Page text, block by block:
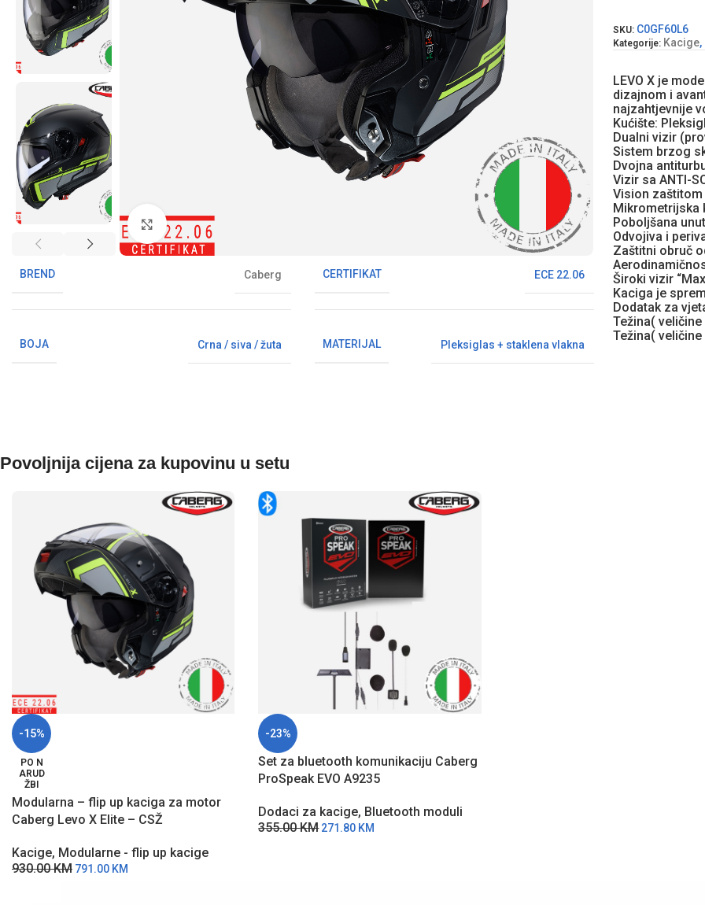
Klikni da uvećaš sliku
BREND Caberg CERTIFIKAT ECE 22.06
BOJA Crna / siva / žuta MATERIJAL Pleksiglas + staklena vlakna
SKU: C0GF60L6
Kategorije: Kacige,
LEVO X je
dizajnom i
najzahtjevnije
Kućište:
Dualni vizir
Sistem brzog
Dvojna
Vizir sa ANTI-
Vision
Mikrometrijska
Poboljšana
Odvojiva i
Zaštitni obruč
Široki vizir
Kaciga je
Dodatak za
Težina(
Težina(
Povoljnija cijena za kupovinu u setu
-15%
PO N
ARUD
ŽBI
Modularna – flip up kaciga za motor
Caberg Levo X Elite – CSŽ
Kacige, Modularne - flip up kacige
930.00KM 791.00 KM
-23%
Set za bluetooth komunikaciju Caberg
ProSpeak EVO A9235
Dodaci za kacige, Bluetooth moduli
355.00KM 271.80 KM